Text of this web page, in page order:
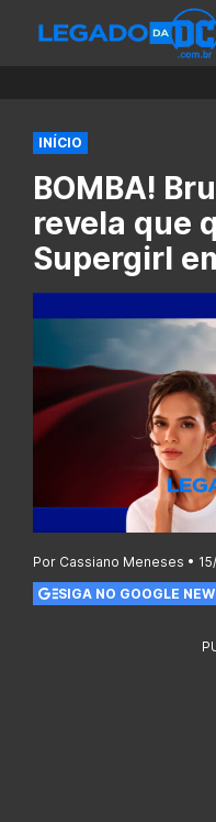
INÍCIO
BOMBA!
revela que
Supergirl
Por Cassiano Meneses •
SIGA NO GOOGLE